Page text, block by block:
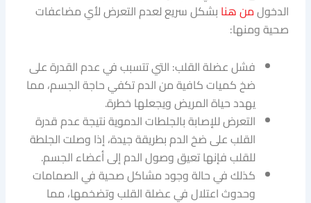
الدخولمن هنا بشكل سريع لعدم التعرض لأي مضاعفات
صحية ومنها:
فشل عضلة القلب: التي تتسبب في عدم القدرة على
ضخ كميات كافية من الدم تكفي حاجة الجسم، مما
يهدد حياة المريض ويجعلها خطرة.
التعرض للإصابة بالجلطات الدموية نتيجة عدم قدرة
القلب على ضخ الدم بطريقة جيدة، إذا وصلت الجلطة
للقلب فإنها تعيق وصول الدم إلى أعضاء الجسم.
كذلك في حالة وجود مشاكل صحية في الصمامات
وحدوث اعتلال في عضلة القلب وتضخمها، مما